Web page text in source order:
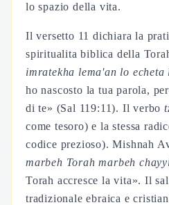
lo spazio della vita.
Il versetto 11 dichiara la
spiritualita biblica della
imratekha lema'an lo echeta
ho nascosto la tua parola,
di te» (Sal 119:11). Il verbo
come tesoro) e la stessa
codice prezioso). Mishnah
marbeh Torah marbeh
Torah accresce la vita». Il
tradizionale ebraica e